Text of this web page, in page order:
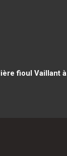
fioul Vaillant à